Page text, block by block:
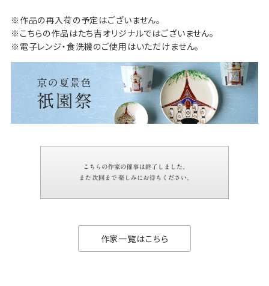
※作品の再入荷の予定はございません。
※こちらの作品はたち吉オリジナルではございません。
※電子レンジ・食洗機のご使用はいただけません。
作家一覧はこちら